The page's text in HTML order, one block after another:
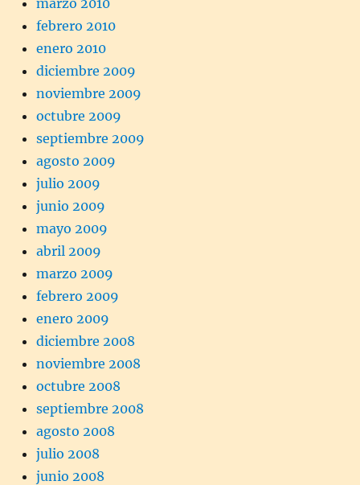
febrero 2010
enero 2010
diciembre 2009
noviembre 2009
octubre 2009
septiembre 2009
agosto 2009
julio 2009
junio 2009
mayo 2009
abril 2009
marzo 2009
febrero 2009
enero 2009
diciembre 2008
noviembre 2008
octubre 2008
septiembre 2008
agosto 2008
julio 2008
junio 2008